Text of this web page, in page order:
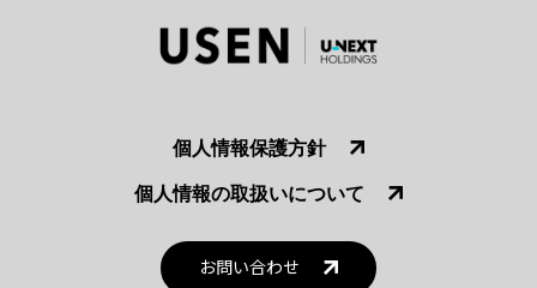
個人情報保護方針
個人情報の取扱いについて
お問い合わせ